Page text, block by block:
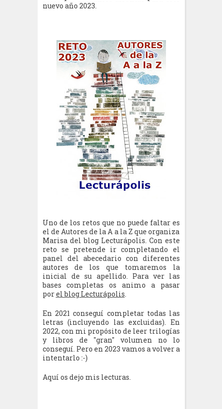
nuevo año 2023.
Uno de los retos que no puede faltar es
el de Autores de la A a la Z que organiza
Marisa del blog Lecturápolis. Con este
reto se pretende ir completando el
panel del abecedario con diferentes
autores de los que tomaremos la
inicial de su apellido. Para ver las
bases completas os animo a pasar
porel blog Lecturápolis.
En 2021 conseguí completar todas las
letras (incluyendo las excluidas). En
2022, con mi propósito de leer trilogías
y libros de "gran" volumen no lo
conseguí. Pero en 2023 vamos a volver a
intentarlo :-)
Aquí os dejo mis lecturas.